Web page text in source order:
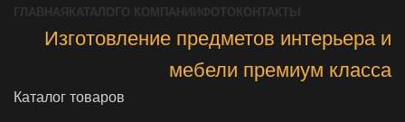
ГЛАВНАЯ КАТАЛОГО КОМПАНИИ ФОТО КОНТАКТЫ
Изготовление предметов интерьера и
мебели премиум класса
Каталог товаров